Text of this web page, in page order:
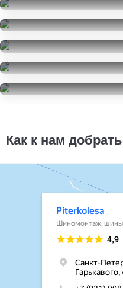
6000
25000
20000
8000
Как к нам